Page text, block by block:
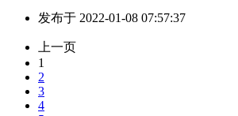
发布于 2022-01-08 07:57:37
上一页
1
2
3
4